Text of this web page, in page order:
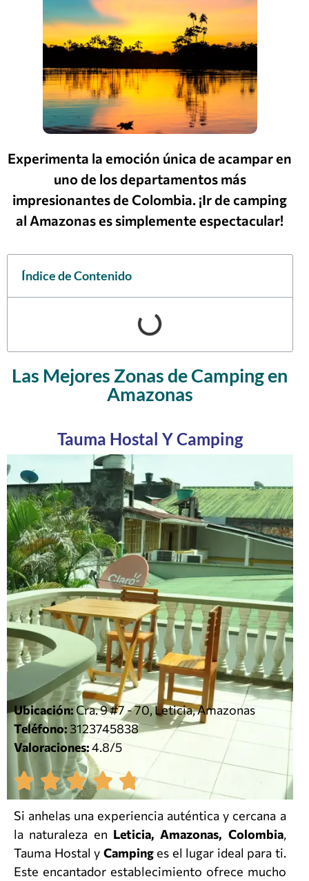
Experimenta la emoción única de acampar en
uno de los departamentos más
impresionantes de Colombia. ¡Ir de camping
al Amazonas es simplemente espectacular!
Índice de Contenido
Las Mejores Zonas de Camping en
Amazonas
Tauma Hostal Y Camping
Ubicación:Cra. 9 #7 - 70, Leticia, Amazonas
Teléfono: 3123745838
Valoraciones:4.8/5
Si anhelas una experiencia auténtica y cercana a
la naturaleza en Leticia, Amazonas, Colombia,
Tauma Hostal y Campinges el lugar ideal para ti.
Este encantador establecimiento ofrece mucho